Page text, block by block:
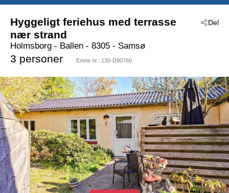
Del
Hyggeligt feriehus med terrasse
nær strand
Holmsborg - Ballen - 8305 - Samsø
3 personer Emne nr.: 130-D90760